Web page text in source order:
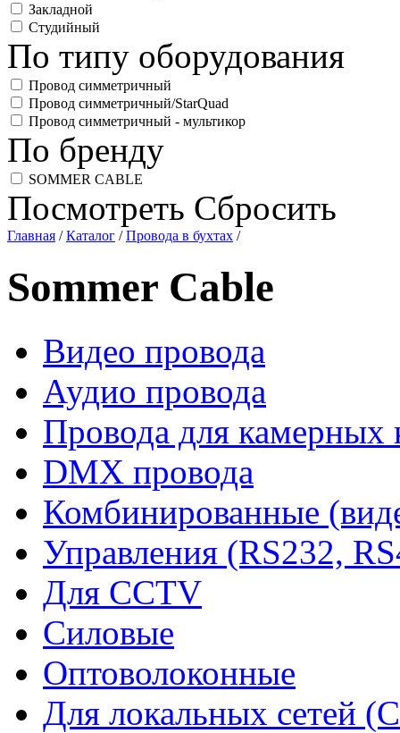
Закладной
Студийный
По типу оборудования
Провод симметричный
Провод симметричный/StarQuad
Провод симметричный - мультикор
По бренду
SOMMER CABLE
Посмотреть Сбросить
Главная /Каталог /Провода в бухтах /
Sommer Cable
Видео провода
Аудио провода
Провода для камерных
DMX провода
Комбинированные
Управления (RS232,
Для CCTV
Силовые
Оптоволоконные
Для локальных сетей